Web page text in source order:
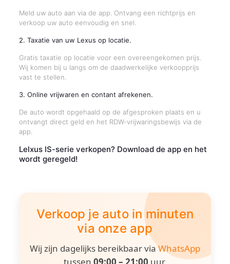
Meld uw auto aan via de app. Ontvang een richtprijs en
verkoop uw auto eenvoudig en snel.
2. Taxatie van uw Lexus op locatie.
Gratis taxatie op locatie voor een overeengekomen prijs.
Wij komen bij u langs om de daadwerkelijke verkoopprijs
vast te stellen.
3. Online vrijwaren en contant afrekenen.
De auto wordt opgehaald op de afgesproken plaats en u
ontvangt direct geld en het RDW-vrijwaringsbewijs via de
app.
Lelxus IS-serie verkopen? Download de app en het
wordt geregeld!
Verkoop je auto in minuten
via onze app
Wij zijn dagelijks bereikbaar viaWhatsApp